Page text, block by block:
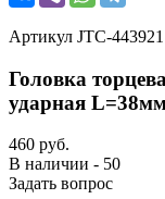
Артикул JTC-443921
Головка
ударная
460 руб.
В наличии - 50
Задать вопрос